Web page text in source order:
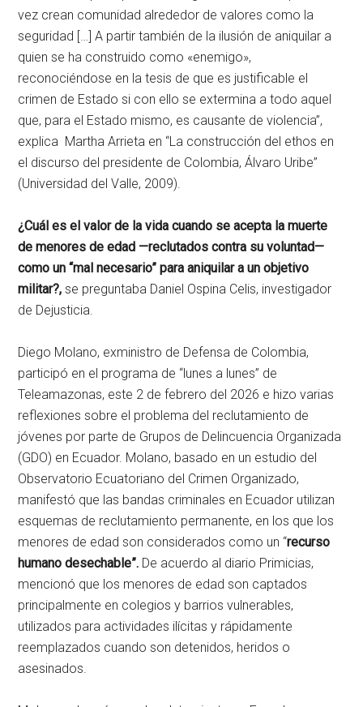
vez crean comunidad alrededor de valores como la
seguridad […] A partir también de la ilusión de aniquilar a
quien se ha construido como «enemigo»,
reconociéndose en la tesis de que es justificable el
crimen de Estado si con ello se extermina a todo aquel
que, para el Estado mismo, es causante de violencia”,
explica Martha Arrieta en “La construcción del ethos en
el discurso del presidente de Colombia, Álvaro Uribe”
(Universidad del Valle, 2009).
¿Cuál es el valor de la vida cuando se acepta la muerte
de menores de edad —reclutados contra su voluntad—
como un “mal necesario” para aniquilar a un objetivo
militar?, se preguntaba Daniel Ospina Celis, investigador
de Dejusticia.
Diego Molano, exministro de Defensa de Colombia,
participó en el programa de “lunes a lunes” de
Teleamazonas, este 2 de febrero del 2026 e hizo varias
reflexiones sobre el problema del reclutamiento de
jóvenes por parte de Grupos de Delincuencia Organizada
(GDO) en Ecuador. Molano, basado en un estudio del
Observatorio Ecuatoriano del Crimen Organizado,
manifestó que las bandas criminales en Ecuador utilizan
esquemas de reclutamiento permanente, en los que los
menores de edad son considerados como un “recurso
humano desechable”. De acuerdo al diario Primicias,
mencionó que los menores de edad son captados
principalmente en colegios y barrios vulnerables,
utilizados para actividades ilícitas y rápidamente
reemplazados cuando son detenidos, heridos o
asesinados.